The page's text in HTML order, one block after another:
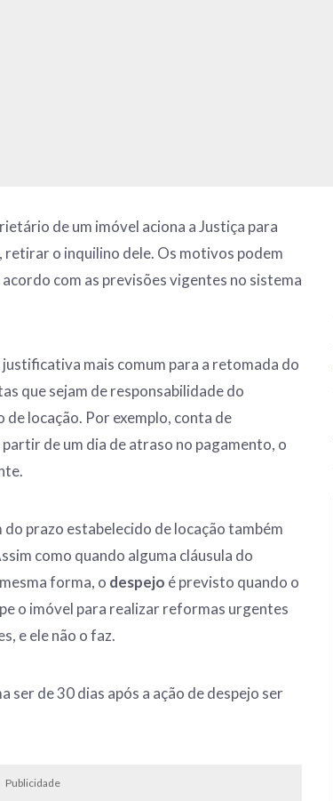
de um imóvel aciona a Justiça para
o inquilino dele. Os motivos podem
com as previsões vigentes no sistema
mais comum para a retomada do
que sejam de responsabilidade do
locação. Por exemplo, conta de
de um dia de atraso no pagamento, o
prazo estabelecido de locação também
como quando alguma cláusula do
forma, o despejo é previsto quando o
o imóvel para realizar reformas urgentes
e ele não o faz.
ser de 30 dias após a ação de despejo ser
Publicidade